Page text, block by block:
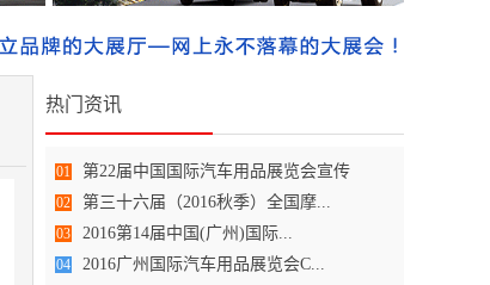
热门资讯
01 第22届中国国际汽车用品展览会宣传
02 第三十六届（2016秋季）全国摩...
03 2016第14届中国(广州)国际...
04 2016广州国际汽车用品展览会C...